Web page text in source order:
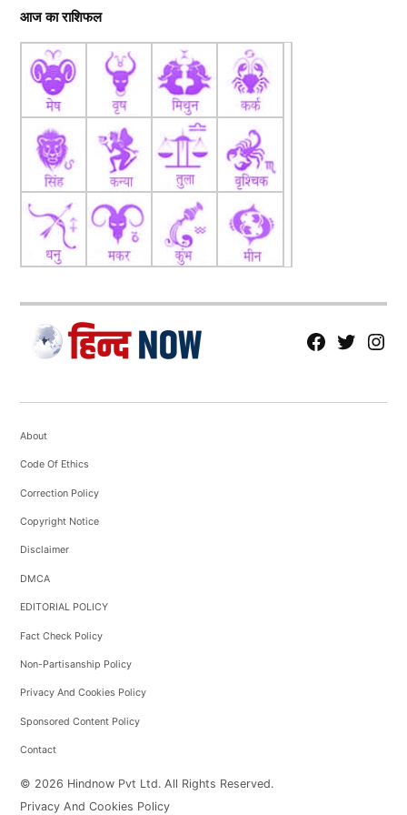
आज का राशिफल
fb Tw tw
About
Code Of Ethics
Correction Policy
Copyright Notice
Disclaimer
DMCA
EDITORIAL POLICY
Fact Check Policy
Non-Partisanship Policy
Privacy And Cookies Policy
Sponsored Content Policy
Contact
© 2026 Hindnow Pvt Ltd. All Rights Reserved.
Privacy And Cookies Policy